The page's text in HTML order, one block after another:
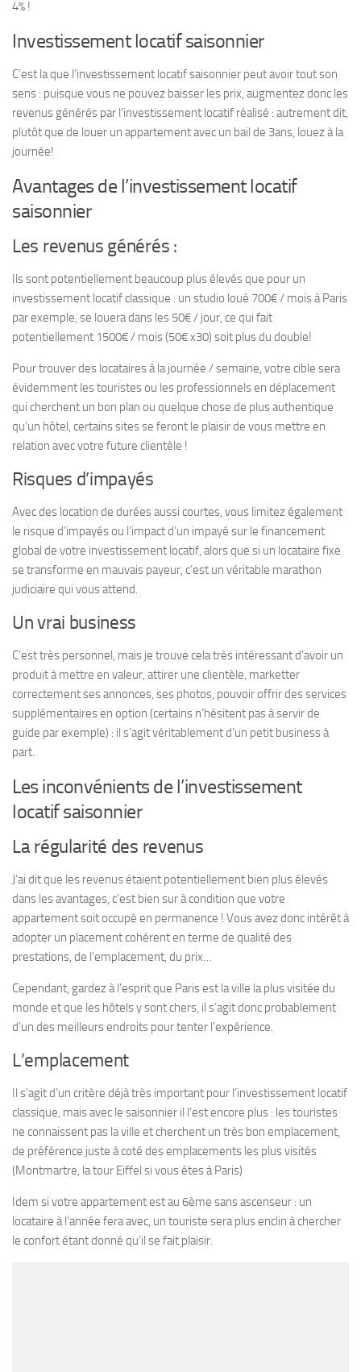
4% !
Investissement locatif saisonnier
C’est la que l’investissement locatif saisonnier peut avoir tout son
sens : puisque vous ne pouvez baisser les prix, augmentez donc les
revenus générés par l’investissement locatif réalisé : autrement dit,
plutôt que de louer un appartement avec un bail de 3ans, louez à la
journée!
Avantages de l’investissement locatif
saisonnier
Les revenus générés :
Ils sont potentiellement beaucoup plus élevés que pour un
investissement locatif classique : un studio loué 700€ / mois à Paris
par exemple, se louera dans les 50€ / jour, ce qui fait
potentiellement 1500€ / mois (50€ x30) soit plus du double!
Pour trouver des locataires à la journée / semaine, votre cible sera
évidemment les touristes ou les professionnels en déplacement
qui cherchent un bon plan ou quelque chose de plus authentique
qu’un hôtel, certains sites se feront le plaisir de vous mettre en
relation avec votre future clientèle !
Risques d’impayés
Avec des location de durées aussi courtes, vous limitez également
le risque d’impayés ou l’impact d’un impayé sur le financement
global de votre investissement locatif, alors que si un locataire fixe
se transforme en mauvais payeur, c’est un véritable marathon
judiciaire qui vous attend.
Un vrai business
C’est très personnel, mais je trouve cela très intéressant d’avoir un
produit à mettre en valeur, attirer une clientèle, marketter
correctement ses annonces, ses photos, pouvoir offrir des services
supplémentaires en option (certains n’hésitent pas à servir de
guide par exemple) : il s’agit véritablement d’un petit business à
part.
Les inconvénients de l’investissement
locatif saisonnier
La régularité des revenus
J’ai dit que les revenus étaient potentiellement bien plus élevés
dans les avantages, c’est bien sur à condition que votre
appartement soit occupé en permanence ! Vous avez donc intérêt à
adopter un placement cohérent en terme de qualité des
prestations, de l’emplacement, du prix…
Cependant, gardez à l’esprit que Paris est la ville la plus visitée du
monde et que les hôtels y sont chers, il s’agit donc probablement
d’un des meilleurs endroits pour tenter l’expérience.
L’emplacement
Il s’agit d’un critère déjà très important pour l’investissement locatif
classique, mais avec le saisonnier il l’est encore plus : les touristes
ne connaissent pas la ville et cherchent un très bon emplacement,
de préférence juste à coté des emplacements les plus visités
(Montmartre, la tour Eiffel si vous êtes à Paris)
Idem si votre appartement est au 6ème sans ascenseur : un
locataire à l’année fera avec, un touriste sera plus enclin à chercher
le confort étant donné qu’il se fait plaisir.